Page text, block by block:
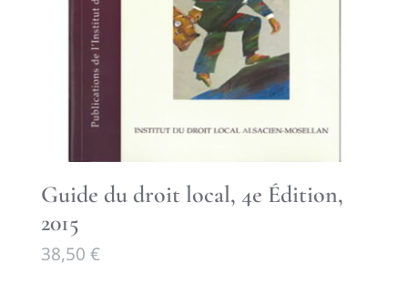
Guide du droit local, 4e Édition,
2015
38,50 €